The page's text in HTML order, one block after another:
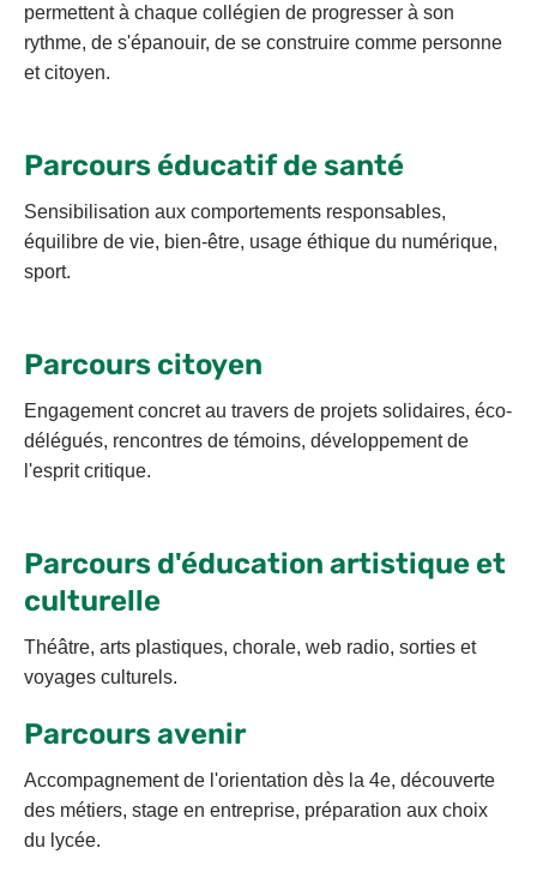
permettent à chaque collégien de progresser à son
rythme, de s'épanouir, de se construire comme personne
et citoyen.
Parcours éducatif de santé
Sensibilisation aux comportements responsables,
équilibre de vie, bien-être, usage éthique du numérique,
sport.
Parcours citoyen
Engagement concret au travers de projets solidaires, éco-
délégués, rencontres de témoins, développement de
l'esprit critique.
Parcours d'éducation artistique et
culturelle
Théâtre, arts plastiques, chorale, web radio, sorties et
voyages culturels.
Parcours avenir
Accompagnement de l'orientation dès la 4e, découverte
des métiers, stage en entreprise, préparation aux choix
du lycée.